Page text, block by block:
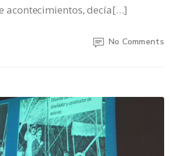
acontecimientos, decía[…]
No Comments